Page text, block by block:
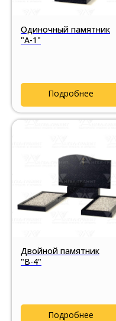
Одиночный памятник
"А-1"
Подробнее
Двойной памятник
"В-4"
Подробнее